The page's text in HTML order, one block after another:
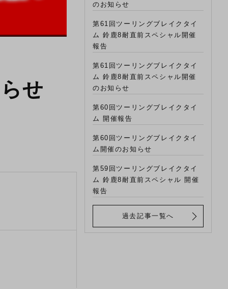
せ
のお知らせ
第61回ツーリングブレイクタイ
ム 鈴鹿8耐直前スペシャル開催
報告
第61回ツーリングブレイクタイ
ム 鈴鹿8耐直前スペシャル開催
のお知らせ
第60回ツーリングブレイクタイ
ム 開催報告
第60回ツーリングブレイクタイ
ム開催のお知らせ
第59回ツーリングブレイクタイ
ム 鈴鹿8耐直前スペシャル 開催
報告
過去記事一覧へ